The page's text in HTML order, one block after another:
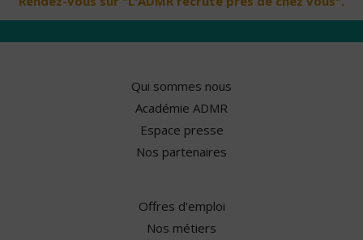
Qui sommes nous
Académie ADMR
Espace presse
Nos partenaires
Offres d'emploi
Nos métiers